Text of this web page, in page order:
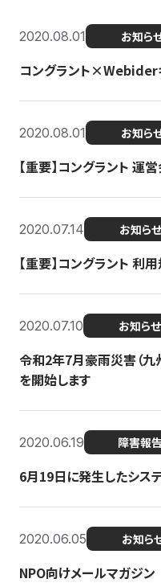
2020.08.01 お知ら
コングラント×Webider
2020.08.01 お知ら
【重要】コングラント 運
2020.07.14 お知らせ
【重要】コングラント 利
2020.07.10 お知らせ
令和2年7月豪雨災害（九
を開始します
2020.06.19 障害報告
6月19日に発生したシス
2020.06.05 お知ら
NPO向けメールマガジ